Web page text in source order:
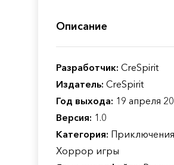
Описание
Разработчик: CreSpirit
Издатель: CreSpirit
Год выхода: 19 апреля
Версия: 1.0
Категория: Приключения
Хоррор игры